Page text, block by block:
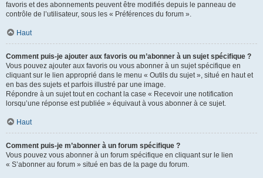
favoris et des abonnements peuvent être modifiés depuis le panneau de
contrôle de l’utilisateur, sous les « Préférences du forum ».
Haut
Comment puis-je ajouter aux favoris ou m’abonner à un sujet spécifique ?
Vous pouvez ajouter aux favoris ou vous abonner à un sujet spécifique en
cliquant sur le lien approprié dans le menu « Outils du sujet », situé en haut et
en bas des sujets et parfois illustré par une image.
Répondre à un sujet tout en cochant la case « Recevoir une notification
lorsqu’une réponse est publiée » équivaut à vous abonner à ce sujet.
Haut
Comment puis-je m’abonner à un forum spécifique ?
Vous pouvez vous abonner à un forum spécifique en cliquant sur le lien
« S’abonner au forum » situé en bas de la page du forum.